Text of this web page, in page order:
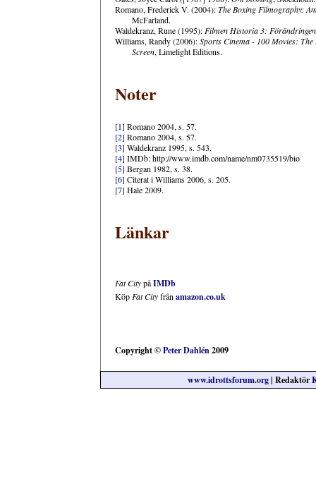
Romano, Frederick V. (2004):The Boxing Filmography:
McFarland.
Waldekranz, Rune (1995): Filmen Historia 3:
Williams, Randy (2006):Sports Cinema - 100 Movies:
Screen, Limelight Editions.
Noter
[1] Romano 2004, s. 57.
[2] Romano 2004, s. 57.
[3] Waldekranz 1995, s. 543.
[4] IMDb: http://www.imdb.com/name/nm0735519/bio
[5] Bergan 1982, s. 38.
[6] Citerat i Williams 2006, s. 205.
[7] Hale 2009.
Länkar
Fat CitypåIMDb
Köp Fat Cityfrån amazon.co.uk
Copyright ©Peter Dahlén2009
www.idrottsforum.org| Redaktör